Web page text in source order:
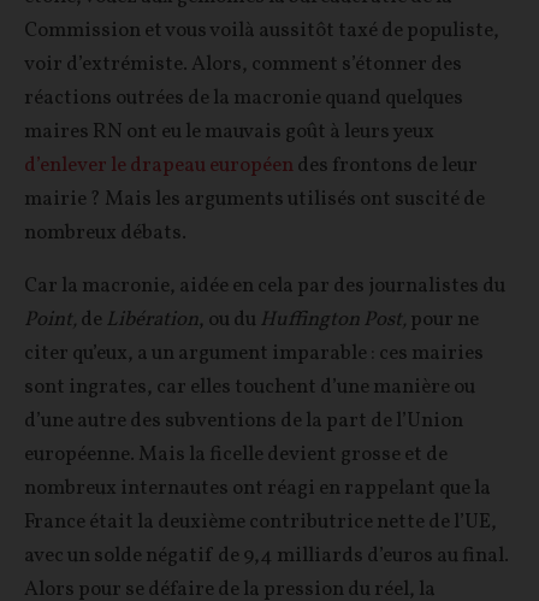
Commission et vous voilà aussitôt taxé de populiste,
voir d’extrémiste. Alors, comment s’étonner des
réactions outrées de la macronie quand quelques
maires RN ont eu le mauvais goût à leurs yeux
d’enlever le drapeau européendes frontons de leur
mairie ? Mais les arguments utilisés ont suscité de
nombreux débats.
Car la macronie, aidée en cela par des journalistes du
Point, de Libération, ou du Huffington Post, pour ne
citer qu’eux, a un argument imparable : ces mairies
sont ingrates, car elles touchent d’une manière ou
d’une autre des subventions de la part de l’Union
européenne. Mais la ficelle devient grosse et de
nombreux internautes ont réagi en rappelant que la
France était la deuxième contributrice nette de l’UE,
avec un solde négatif de 9,4 milliards d’euros au final.
Alors pour se défaire de la pression du réel, la